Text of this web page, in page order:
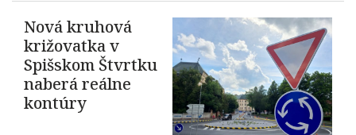
Nová kruhová
križovatka v
Spišskom Štvrtku
naberá reálne
kontúry